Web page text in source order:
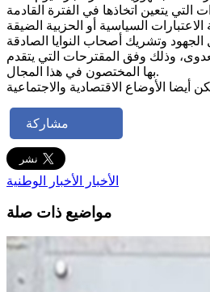
وذلك وفق المقترحات التي يتقدم
بها المختصون في هذا المجال.
مشاركة
الأخبار الأخبار الوطنية
مواضيع ذات صلة